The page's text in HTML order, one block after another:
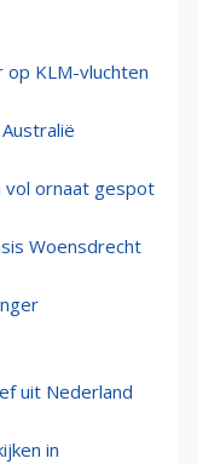
KLM-vluchten
vol ornaat gespot
Woensdrecht
uit Nederland
in